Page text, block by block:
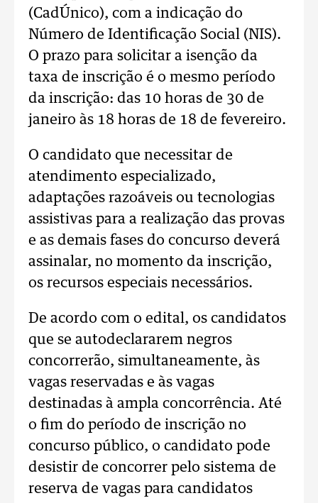
(CadÚnico), com a indicação do
Número de Identificação Social (NIS).
O prazo para solicitar a isenção da
taxa de inscrição é o mesmo período
da inscrição: das 10 horas de 30 de
janeiro às 18 horas de 18 de fevereiro.
O candidato que necessitar de
atendimento especializado,
adaptações razoáveis ou tecnologias
assistivas para a realização das provas
e as demais fases do concurso deverá
assinalar, no momento da inscrição,
os recursos especiais necessários.
De acordo com o edital, os candidatos
que se autodeclararem negros
concorrerão, simultaneamente, às
vagas reservadas e às vagas
destinadas à ampla concorrência. Até
o fim do período de inscrição no
concurso público, o candidato pode
desistir de concorrer pelo sistema de
reserva de vagas para candidatos